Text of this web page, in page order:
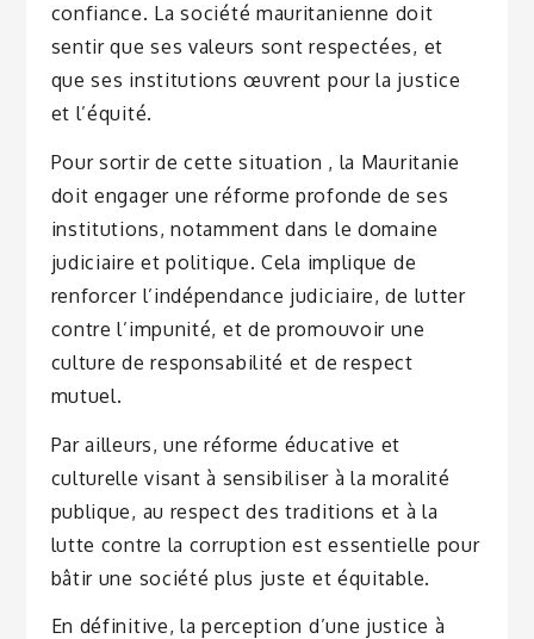
confiance. La société mauritanienne doit
sentir que ses valeurs sont respectées, et
que ses institutions œuvrent pour la justice
et l’équité.
Pour sortir de cette situation , la Mauritanie
doit engager une réforme profonde de ses
institutions, notamment dans le domaine
judiciaire et politique. Cela implique de
renforcer l’indépendance judiciaire, de lutter
contre l’impunité, et de promouvoir une
culture de responsabilité et de respect
mutuel.
Par ailleurs, une réforme éducative et
culturelle visant à sensibiliser à la moralité
publique, au respect des traditions et à la
lutte contre la corruption est essentielle pour
bâtir une société plus juste et équitable.
En définitive, la perception d’une justice à